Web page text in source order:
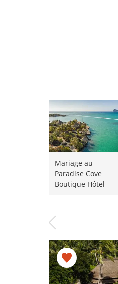
Mariage au
Paradise Cove
Boutique Hôtel